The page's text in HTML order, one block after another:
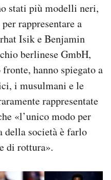
stati più modelli neri,
rappresentare a
Isik e Benjamin
berlinese GmbH,
hanno spiegato a
i musulmani e le
rappresentate
«l’unico modo per
della società è farlo
di rottura».